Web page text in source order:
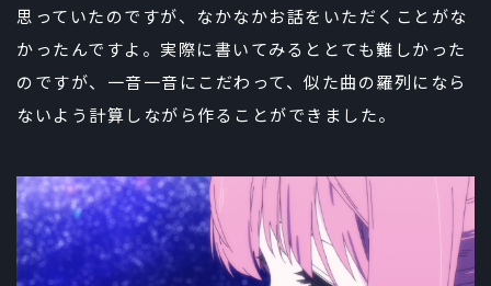
思っていたのですが、なかなかお話をいただくことがな
かったんですよ。実際に書いてみるととても難しかった
のですが、一音一音にこだわって、似た曲の羅列になら
ないよう計算しながら作ることができました。